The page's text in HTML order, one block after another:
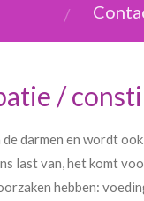
/
darmen en wordt
last van, het komt
hebben: